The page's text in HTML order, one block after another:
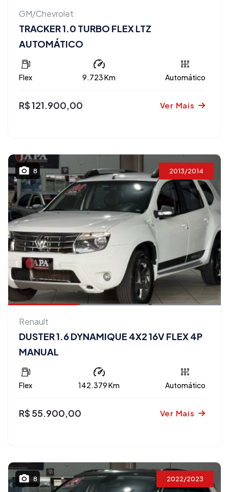
GM/Chevrolet
TRACKER 1.0 TURBO FLEX LTZ
AUTOMÁTICO
Flex 9.723 Km Automático
R$ 121.900,00 Ver Mais
8 2013/2014
Renault
DUSTER 1.6 DYNAMIQUE 4X2 16V FLEX 4P
MANUAL
Flex 142.379 Km Automático
R$ 55.900,00 Ver Mais
8 2022/2023